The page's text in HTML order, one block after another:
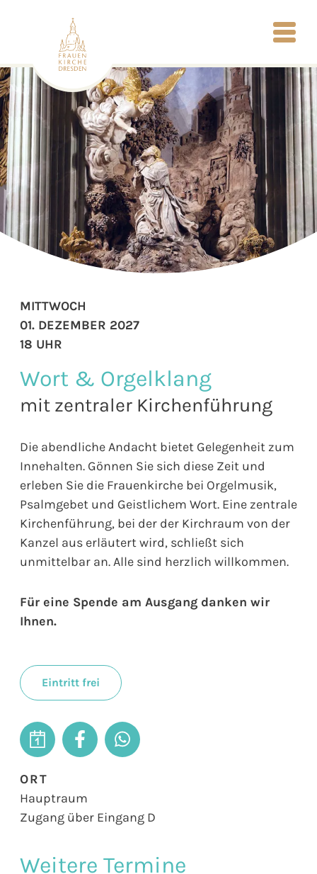
Wort & Orgelklang
mit zentraler Kirchenführung
Die abendliche Andacht bietet Gelegenheit zum
Innehalten. Gönnen Sie sich diese Zeit und
erleben Sie die Frauenkirche bei Orgelmusik,
Psalmgebet und Geistlichem Wort. Eine zentrale
Kirchenführung, bei der der Kirchraum von der
Kanzel aus erläutert wird, schließt sich
unmittelbar an. Alle sind herzlich willkommen.
Für eine Spende am Ausgang danken wir
Ihnen.
Eintritt frei
MITTWOCH
01. DEZEMBER 2027
18 UHR
ORT
Hauptraum
Zugang über Eingang D
Weitere Termine